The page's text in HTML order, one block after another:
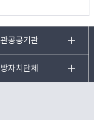
공공기관
자치단체